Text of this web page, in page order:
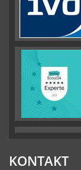
KONTAKT